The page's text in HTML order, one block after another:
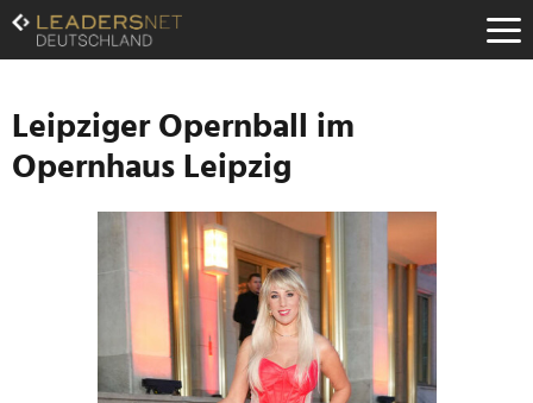
Zum
Inhalt
Zur
Navigation
Zur
Hauptnavigation
Leipziger Opernball im
Opernhaus Leipzig